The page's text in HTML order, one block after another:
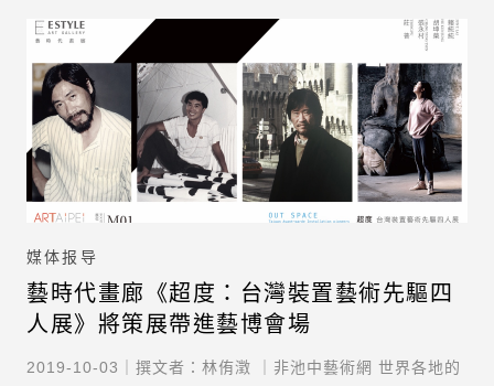
媒体报导
藝時代畫廊《超度：台灣裝置藝術先驅四
人展》將策展帶進藝博會場
2019-10-03｜撰文者：林侑澂 ｜非池中藝術網 世界各地的